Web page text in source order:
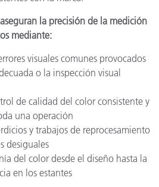
la precisión de la medición
mediante:
visuales comunes provocados
o la inspección visual
de calidad del color consistente y
una operación
y trabajos de reprocesamiento
desiguales
del color desde el diseño hasta la
en los estantes